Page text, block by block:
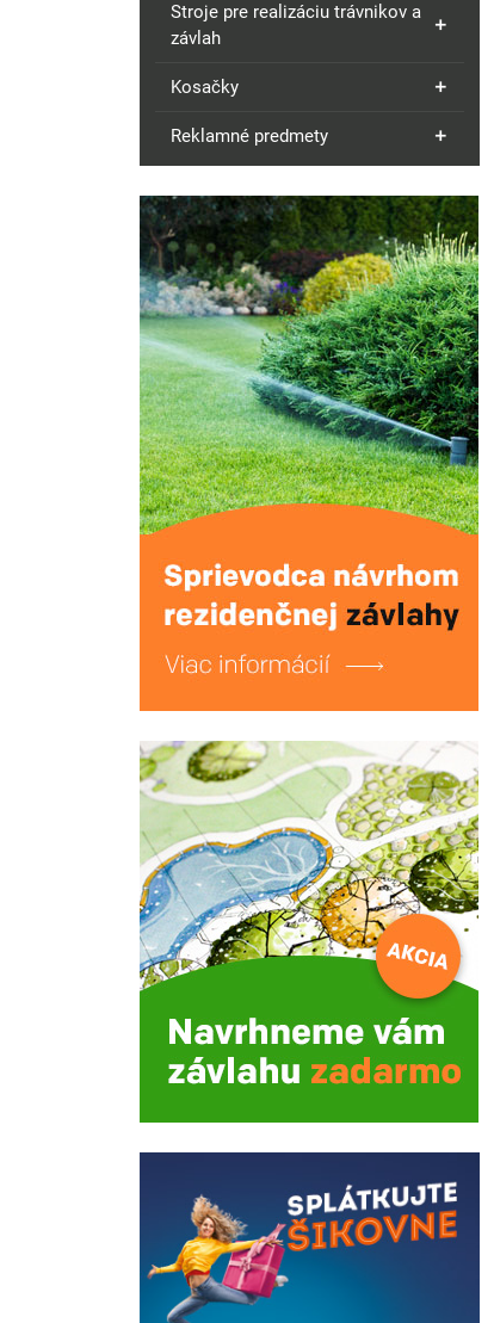
Stroje pre realizáciu trávnikov a
závlah
Kosačky
Reklamné predmety